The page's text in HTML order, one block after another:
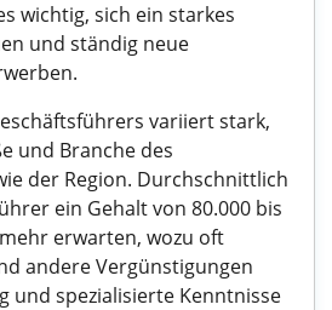
wichtig, sich ein starkes
und ständig neue
variiert stark,
und Branche des
der Region. Durchschnittlich
ein Gehalt von 80.000 bis
erwarten, wozu oft
andere Vergünstigungen
und spezialisierte Kenntnisse